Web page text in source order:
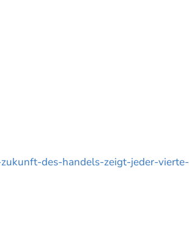
des-handels-zeigt-jeder-vierte-